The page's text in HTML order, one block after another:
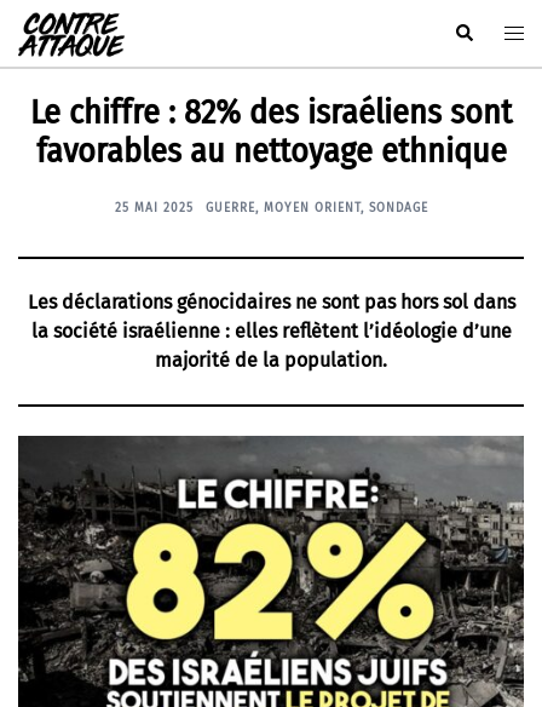
Aller
au
contenu
Rechercher
Le chiffre : 82% des israéliens sont
favorables au nettoyage ethnique
25 MAI 2025 GUERRE, MOYEN ORIENT, SONDAGE
Les déclarations génocidaires ne sont pas hors sol dans
la société israélienne : elles reflètent l’idéologie d’une
majorité de la population.